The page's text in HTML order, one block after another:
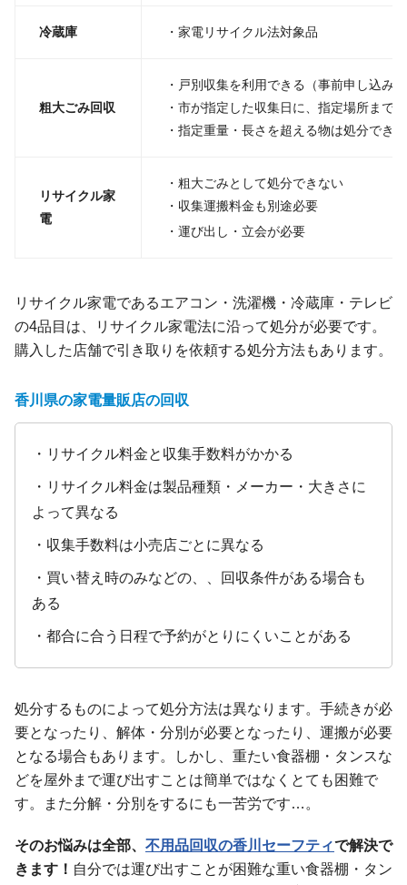
冷蔵庫 ・家電リサイクル法対象品
粗大ごみ回収
・戸別収集を利用できる（事前申し込み
・市が指定した収集日に、指定場所まで
・指定重量・長さを超える物は処分でき
リサイクル家
電
・粗大ごみとして処分できない
・収集運搬料金も別途必要
・運び出し・立会が必要
リサイクル家電であるエアコン・洗濯機・冷蔵庫・テレビ
の4品目は、リサイクル家電法に沿って処分が必要です。
購入した店舗で引き取りを依頼する処分方法もあります。
香川県の家電量販店の回収
・リサイクル料金と収集手数料がかかる
・リサイクル料金は製品種類・メーカー・大きさに
よって異なる
・収集手数料は小売店ごとに異なる
・買い替え時のみなどの、、回収条件がある場合も
ある
・都合に合う日程で予約がとりにくいことがある
処分するものによって処分方法は異なります。手続きが必
要となったり、解体・分別が必要となったり、運搬が必要
となる場合もあります。しかし、重たい食器棚・タンスな
どを屋外まで運び出すことは簡単ではなくとても困難で
す。また分解・分別をするにも一苦労です…。
そのお悩みは全部、 不用品回収の香川セーフティで解決で
きます！ 自分では運び出すことが困難な重い食器棚・タン